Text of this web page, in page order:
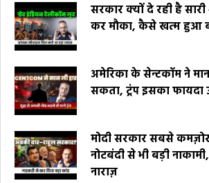
सरकार क्यों दे रही है
कर मौका, कैसे खत्म हुआ
अमेरिका के सेन्टकॉम ने
सकता, ट्रंप इसका फायदा
मोदी सरकार सबसे
नोटबंदी से भी बड़ी
नाराज़